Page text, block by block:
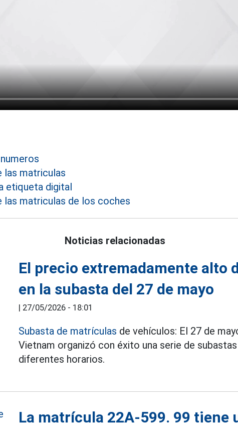
las matriculas
etiqueta digital
las matriculas de los coches
Noticias relacionadas
El precio extremadamente alto
en la subasta del 27 de mayo
| 27/05/2026 - 18:01
Subasta de matrículas de vehículos: El 27 de
Vietnam organizó con éxito una serie de
diferentes horarios.
La matrícula 22A-599. 99 tiene